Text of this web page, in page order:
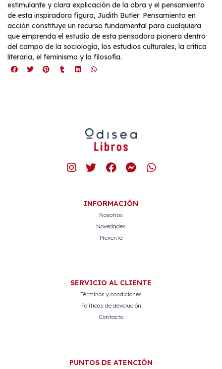
estimulante y clara explicación de la obra y el pensamiento
de esta inspiradora figura, Judith Butler: Pensamiento en
acción constituye un recurso fundamental para cualquiera
que emprenda el estudio de esta pensadora pionera dentro
del campo de la sociología, los estudios culturales, la crítica
literaria, el feminismo y la filosofía.
INFORMACIÓN
Nosotros
Novedades
Preventa
SERVICIO AL CLIENTE
Términos y condiciones
Políticas de devolución
Contacto
PUNTOS DE ATENCIÓN